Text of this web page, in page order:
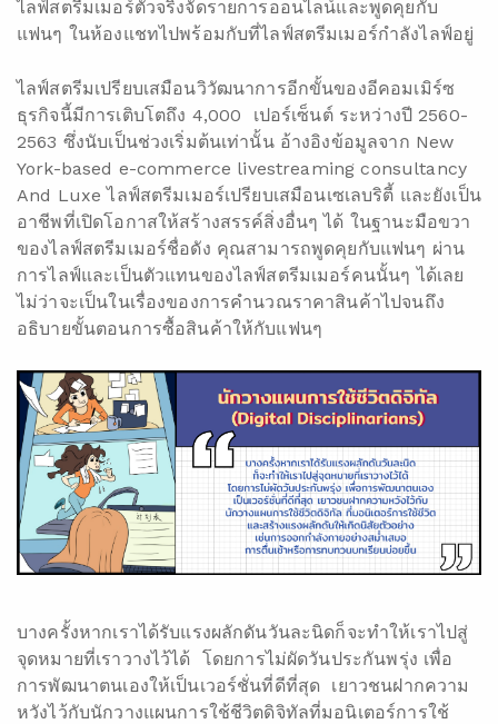
ไลฟ์สตรีมเมอร์ตัวจริงจัดรายการออนไลน์และพูดคุยกับ
แฟนๆ ในห้องแชทไปพร้อมกับที่ไลฟ์สตรีมเมอร์กำลังไลฟ์อยู่
ไลฟ์สตรีมเปรียบเสมือนวิวัฒนาการอีกขั้นของอีคอมเมิร์ซ
ธุรกิจนี้มีการเติบโตถึง 4,000 เปอร์เซ็นต์ ระหว่างปี 2560-
2563 ซึ่งนับเป็นช่วงเริ่มต้นเท่านั้น อ้างอิงข้อมูลจาก New
York-based e-commerce livestreaming consultancy
And Luxeไลฟ์สตรีมเมอร์เปรียบเสมือนเซเลบริตี้ และยังเป็น
อาชีพที่เปิดโอกาสให้สร้างสรรค์สิ่งอื่นๆ ได้ ในฐานะมือขวา
ของไลฟ์สตรีมเมอร์ชื่อดัง คุณสามารถพูดคุยกับแฟนๆ ผ่าน
การไลฟ์และเป็นตัวแทนของไลฟ์สตรีมเมอร์คนนั้นๆ ได้เลย
ไม่ว่าจะเป็นในเรื่องของการคำนวณราคาสินค้าไปจนถึง
อธิบายขั้นตอนการซื้อสินค้าให้กับแฟนๆ
บางครั้งหากเราได้รับแรงผลักดันวันละนิดก็จะทำให้เราไปสู่
จุดหมายที่เราวางไว้ได้ โดยการไม่ผัดวันประกันพรุ่ง เพื่อ
การพัฒนาตนเองให้เป็นเวอร์ชั่นที่ดีที่สุด เยาวชนฝากความ
หวังไว้กับนักวางแผนการใช้ชีวิตดิจิทัลที่มอนิเตอร์การใช้